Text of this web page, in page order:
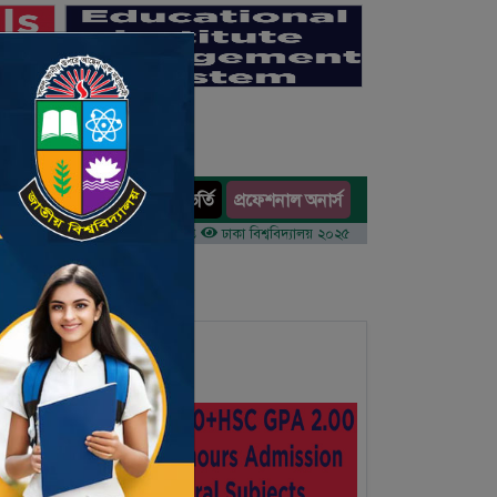
অনার্স ভর্তি প্রফেশনাল অনার্স
বর্ষের ভর্তি আবেদন বিজ্ঞপ্তি ঢাকা বিশ্ববিদ্যালয় ২০২৫-২৬ শিক্ষাবর্ষে আন্ডারগ্র্যাজুয়েট